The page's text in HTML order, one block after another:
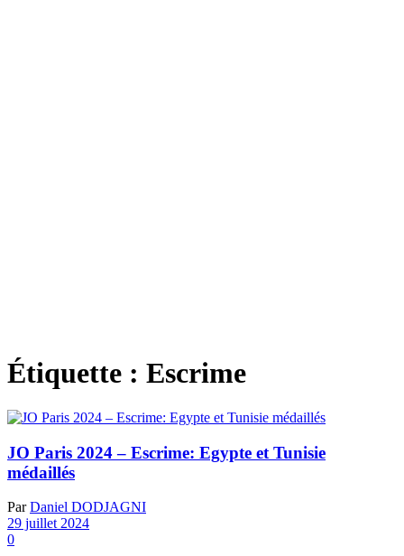
Étiquette : Escrime
JO Paris 2024 – Escrime: Egypte et Tunisie
médaillés
Par Daniel DODJAGNI
29 juillet 2024
0